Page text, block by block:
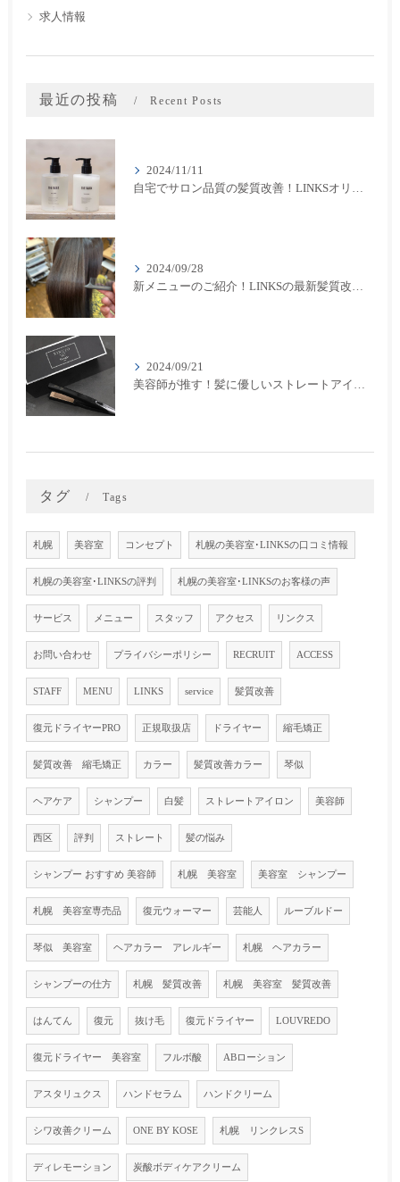
求人情報
最近の投稿 Recent Posts
2024/11/11
自宅でサロン品質の髪質改善！LINKSオリジナル「THE RaDIXシャンプー＆トリートメント」のご紹介
2024/09/28
新メニューのご紹介！LINKSの最新髪質改善カラーメニューが登場！
2024/09/21
美容師が推す！髪に優しいストレートアイロン『キヌージョプロ』で美しいスタイリングを実現
タグ Tags
札幌 美容室 コンセプト 札幌の美容室･LINKSの口コミ情報
札幌の美容室･LINKSの評判 札幌の美容室･LINKSのお客様の声
サービス メニュー スタッフ アクセス リンクス
お問い合わせ プライバシーポリシー RECRUIT ACCESS
STAFF MENU LINKS service 髪質改善
復元ドライヤーPRO 正規取扱店 ドライヤー 縮毛矯正
髪質改善 縮毛矯正 カラー 髪質改善カラー 琴似
ヘアケア シャンプー 白髪 ストレートアイロン 美容師
西区 評判 ストレート 髪の悩み
シャンプー おすすめ 美容師 札幌 美容室 美容室 シャンプー
札幌 美容室専売品 復元ウォーマー 芸能人 ルーブルドー
琴似 美容室 ヘアカラー アレルギー 札幌 ヘアカラー
シャンプーの仕方 札幌 髪質改善 札幌 美容室 髪質改善
はんてん 復元 抜け毛 復元ドライヤー LOUVREDO
復元ドライヤー 美容室 フルボ酸 ABローション
アスタリュクス ハンドセラム ハンドクリーム
シワ改善クリーム ONE BY KOSE 札幌 リンクレスS
ディレモーション 炭酸ボディケアクリーム